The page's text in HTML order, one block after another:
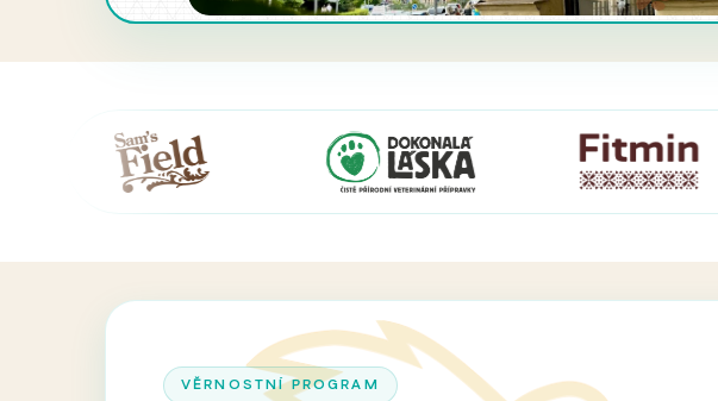
VĚRNOSTNÍ PROGRAM